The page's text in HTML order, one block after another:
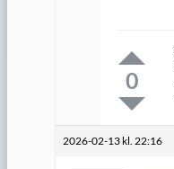
0
2026-02-13 kl. 22:16